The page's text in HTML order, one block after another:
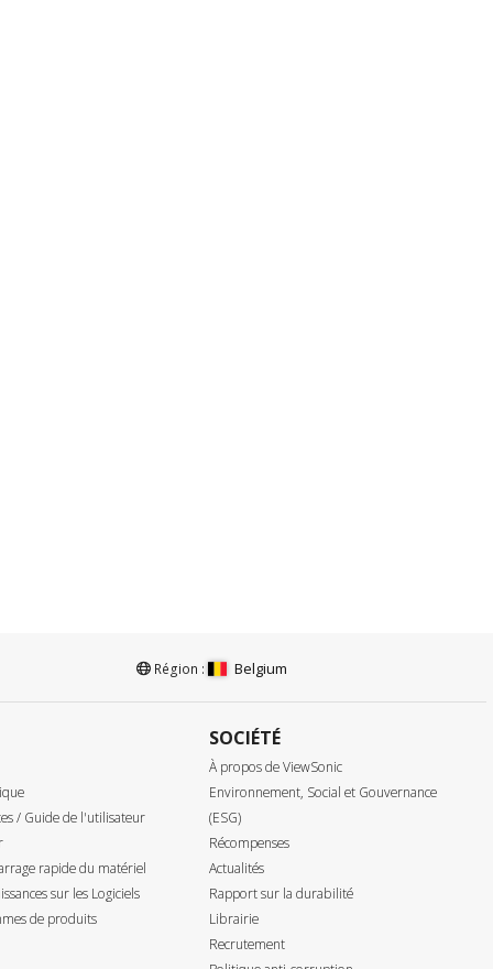
Région : Belgium
/ Guide de l'utilisateur
rapide du matériel
sur les Logiciels
de produits
SOCIÉTÉ
À propos de ViewSonic
Environnement, Social et Gouvernance
(ESG)
Récompenses
Actualités
Rapport sur la durabilité
Librairie
Recrutement